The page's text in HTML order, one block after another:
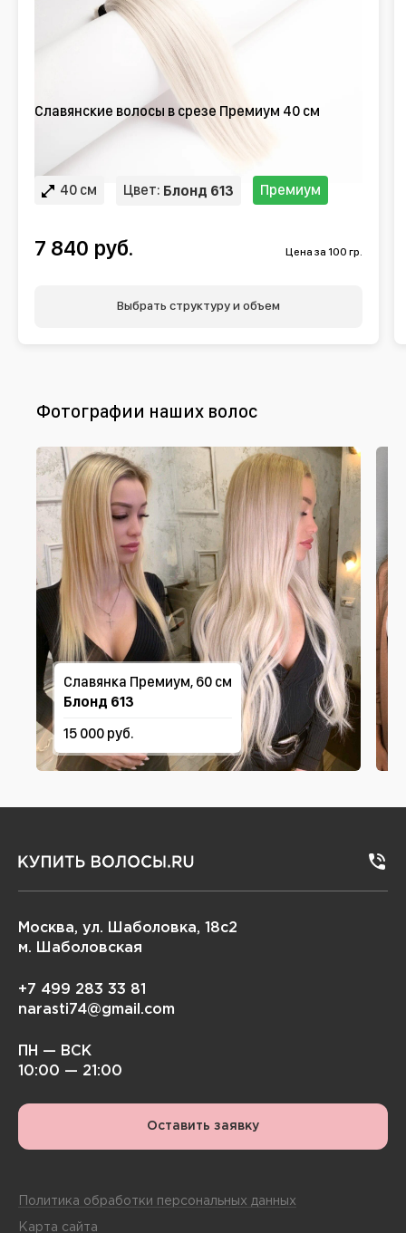
Славянские волосы в срезе Премиум 40 см
40 см Цвет: Блонд 613 Премиум
7 840 руб. Цена за 100 гр.
Выбрать структуру и объем
Фотографии наших волос
Славянка Премиум, 60 см
Блонд 613
15 000 руб.
Москва, ул. Шаболовка, 18с2
м. Шаболовская
+7 499 283 33 81
narasti74@gmail.com
ПН — ВСК
10:00 — 21:00
Оставить заявку
Политика обработки персональных данных
Карта сайта